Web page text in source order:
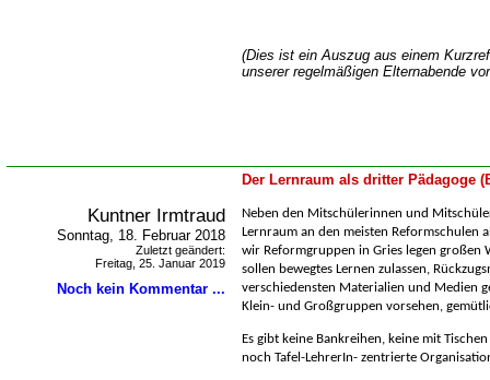
(Dies ist ein Auszug aus einem
unserer regelmäßigen Elternabende
Der Lernraum als dritter Pädagoge
Kuntner Irmtraud
Sonntag, 18. Februar 2018
Zuletzt geändert:
Freitag, 25. Januar 2019
Noch kein Kommentar ...
Neben den Mitschülerinnen und
Lernraum an den meisten Reformschulen
wir Reformgruppen in Gries legen großen
sollen bewegtes Lernen zulassen,
verschiedensten Materialien und Medien
Klein- und Großgruppen vorsehen,
Es gibt keine Bankreihen, keine mit
noch Tafel-LehrerIn- zentrierte